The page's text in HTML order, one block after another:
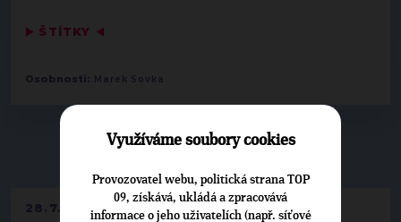
NEPŘEHLÉDNĚTE
28.7.2026
▶ ŠTÍTKY ◀
Osobnosti: Marek Sovka
Využíváme soubory cookies
Provozovatel webu, politická strana TOP
09, získává, ukládá a zpracovává
informace o jeho uživatelích (např. síťové